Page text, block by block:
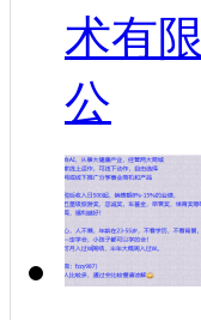
术有限
公